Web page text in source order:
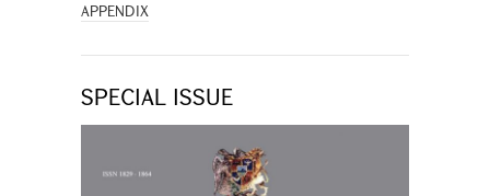
APPENDIX
SPECIAL ISSUE